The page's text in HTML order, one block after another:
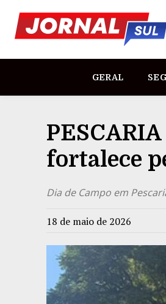
GERAL
fortalece
Dia de Campo em
18 de maio de 2026